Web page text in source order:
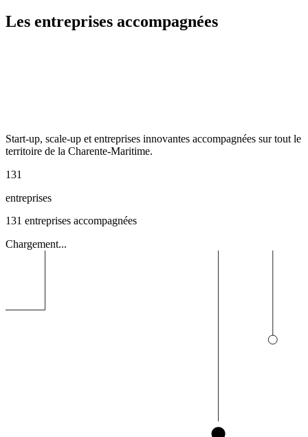
Les entreprises accompagnées
Start-up, scale-up et entreprises innovantes accompagnées sur tout le
territoire de la Charente-Maritime.
131
entreprises
131 entreprises accompagnées
Chargement...